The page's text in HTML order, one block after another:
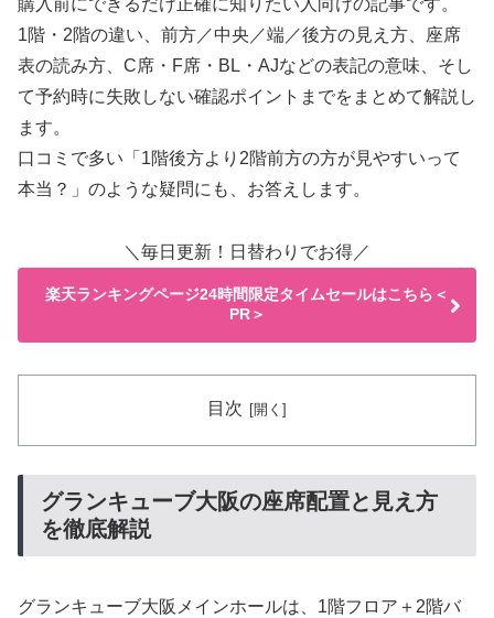
購入前にできるだけ正確に知りたい人向けの記事です。
1階・2階の違い、前方／中央／端／後方の見え方、座席
表の読み方、C席・F席・BL・AJなどの表記の意味、そし
て予約時に失敗しない確認ポイントまでをまとめて解説し
ます。
口コミで多い「1階後方より2階前方の方が見やすいって
本当？」のような疑問にも、お答えします。
＼毎日更新！日替わりでお得／
楽天ランキングページ24時間限定タイムセールはこちら＜
PR＞
目次
グランキューブ大阪の座席配置と見え方
を徹底解説
グランキューブ大阪メインホールは、1階フロア＋2階バ